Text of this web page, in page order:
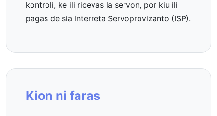
kontroli, ke ili ricevas la servon, por kiu ili
pagas de sia Interreta Servoprovizanto (ISP).
Kion ni faras